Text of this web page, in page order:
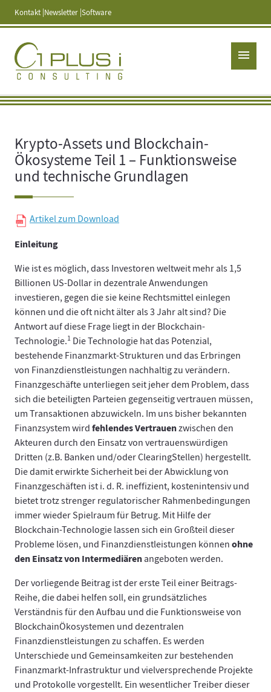
Kontakt Newsletter Software
menu
Krypto-Assets und Blockchain-
Ökosysteme Teil 1 – Funktionsweise
und technische Grundlagen
Artikel zum Download
Einleitung
Wie ist es möglich, dass Investoren weltweit mehr als 1,5
Billionen US-Dollar in dezentrale Anwendungen
investieren, gegen die sie keine Rechtsmittel einlegen
können und die oft nicht älter als 3 Jahr alt sind? Die
Antwort auf diese Frage liegt in der Blockchain-
Technologie.1 Die Technologie hat das Potenzial,
bestehende Finanzmarkt-Strukturen und das Erbringen
von Finanzdienstleistungen nachhaltig zu verändern.
Finanzgeschäfte unterliegen seit jeher dem Problem, dass
sich die beteiligten Parteien gegenseitig vertrauen müssen,
um Transaktionen abzuwickeln. Im uns bisher bekannten
Finanzsystem wird fehlendes Vertrauenzwischen den
Akteuren durch den Einsatz von vertrauenswürdigen
Dritten (z.B. Banken und/oder ClearingStellen) hergestellt.
Die damit erwirkte Sicherheit bei der Abwicklung von
Finanzgeschäften ist i. d. R. ineffizient, kostenintensiv und
bietet trotz strenger regulatorischer Rahmenbedingungen
immer wieder Spielraum für Betrug. Mit Hilfe der
Blockchain-Technologie lassen sich ein Großteil dieser
Probleme lösen, und Finanzdienstleistungen können ohne
den Einsatz von Intermediärenangeboten werden.
Der vorliegende Beitrag ist der erste Teil einer Beitrags-
Reihe, die dabei helfen soll, ein grundsätzliches
Verständnis für den Aufbau und die Funktionsweise von
BlockchainÖkosystemen und dezentralen
Finanzdienstleistungen zu schaffen. Es werden
Unterschiede und Gemeinsamkeiten zur bestehenden
Finanzmarkt-Infrastruktur und vielversprechende Projekte
und Protokolle vorgestellt. Ein wesentlicher Treiber dieser